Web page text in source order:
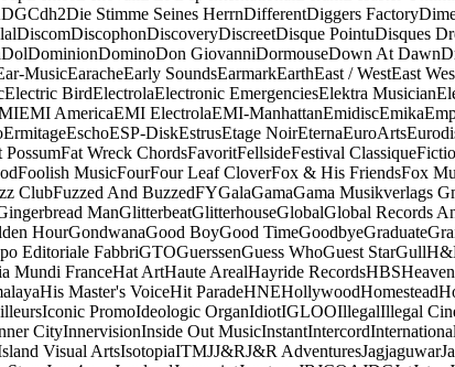
DGCdh2Die Stimme Seines HerrnDifferentDiggers Factory
DiscomDiscophonDiscoveryDiscreetDisque PointuDisques
DolDominionDominoDon GiovanniDormouseDown At Dawn
MusicEaracheEarly SoundsEarmarkEarthEast / WestEast
Electric BirdElectrolaElectronic EmergenciesElektra Musician
EMI AmericaEMI ElectrolaEMI-ManhattanEmidiscEmika
ErmitageEschoESP-DiskEstrusEtage NoirEternaEuroArts
PossumFat Wreck ChordsFavoritFellsideFestival Classique
Foolish MusicFourFour Leaf CloverFox & His FriendsFox
ClubFuzzed And BuzzedFYGalaGamaGama Musikverlags
ManGlitterbeatGlitterhouseGlobalGlobal Records
HourGondwanaGood BoyGood TimeGoodbyeGraduate
Editoriale FabbriGTOGuerssenGuess WhoGuest StarGull
Mundi FranceHat ArtHaute ArealHayride RecordsHBS
His Master's VoiceHit ParadeHNEHollywoodHomestead
Iconic PromoIdeologic OrganIdiotIGLOOIllegalIllegal
CityInnervisionInside Out MusicInstantIntercordInternational
Visual ArtsIsotopiaITMJJ&RJ&R AdventuresJagjaguwar